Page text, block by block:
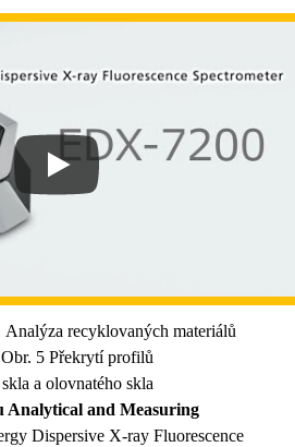
Analýza recyklovaných materiálů
5 Překrytí profilů
a olovnatého skla
Analytical and Measuring
Dispersive X-ray Fluorescence